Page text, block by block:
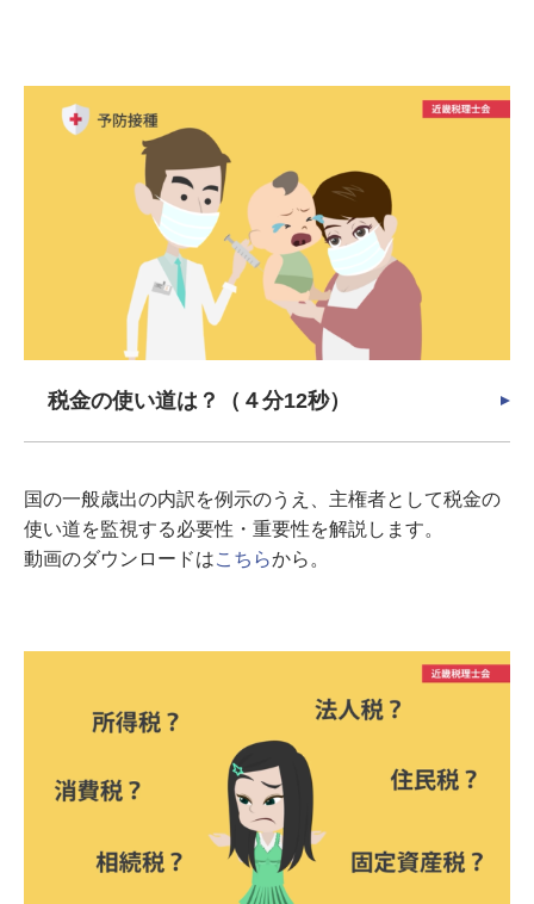
税金の使い道は？（４分12秒）
国の一般歳出の内訳を例示のうえ、主権者として税金の
使い道を監視する必要性・重要性を解説します。
動画のダウンロードはこちらから。